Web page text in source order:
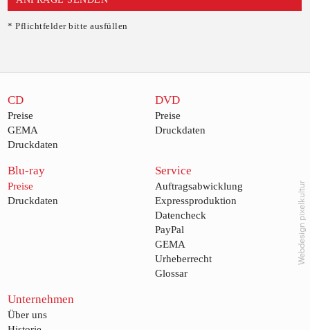
* Pflichtfelder bitte ausfüllen
CD
Preise
GEMA
Druckdaten
DVD
Preise
Druckdaten
Blu-ray
Preise
Druckdaten
Service
Auftragsabwicklung
Expressproduktion
Datencheck
PayPal
GEMA
Urheberrecht
Glossar
Unternehmen
Über uns
Webdesign pixelkultur